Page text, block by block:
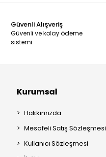
Güvenli Alışveriş
Güvenli ve kolay ödeme
sistemi
Kurumsal
Hakkımızda
Mesafeli Satış Sözleşmesi
Kullanıcı Sözleşmesi